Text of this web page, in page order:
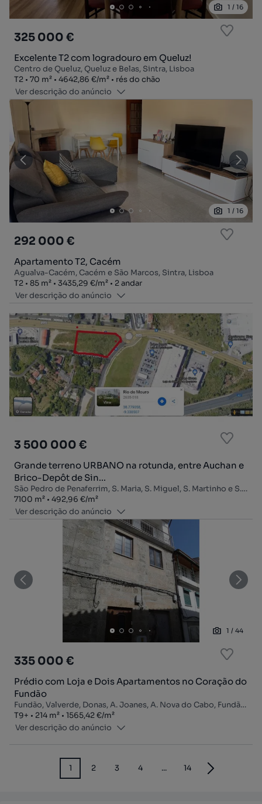
1 / 16
325 000 €
Excelente T2 com logradouro em Queluz!
Centro de Queluz, Queluz e Belas, Sintra, Lisboa
Tipologia
T2
Zona70 m²
Preço por metro quadrado
4642,86 €/m²
Andar
rés do chão
Ver descrição do anúncio
1 / 16
292 000 €
Apartamento T2, Cacém
Agualva-Cacém, Cacém e São Marcos, Sintra, Lisboa
Tipologia
T2
Zona85 m²
Preço por metro quadrado
3435,29 €/m²
Andar
2 andar
Ver descrição do anúncio
3 500 000 €
Grande terreno URBANO na rotunda, entre Auchan e
Brico-Depôt de Sin...
São Pedro de Penaferrim, S. Maria, S. Miguel, S. Martinho e S. Pedro de Penaferrim, Sintra, Lisboa
Zona
7100 m²
Preço por metro quadrado
492,96 €/m²
Ver descrição do anúncio
1 / 44
335 000 €
Prédio com Loja e Dois Apartamentos no Coração do
Fundão
Fundão, Valverde, Donas, A. Joanes, A. Nova do Cabo, Fundão, Castelo Branco
Tipologia
T9+
Zona 214 m²
Preço por metro quadrado
1565,42 €/m²
Ver descrição do anúncio
1 2 3 4 ... 14